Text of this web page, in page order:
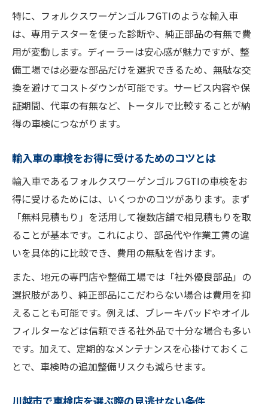
車検時に重要なVW専用設備の有無を確認し
よう
車検費用の比較で見つける理想の整備プラン
車検費用を比べて選ぶ高コスパな整備プラ
ン
見積もり比較で車検の無駄な出費を防ぐ方
法
び
車検費用の相場を知り納得のプランを見つ
ける
コストと品質で選ぶ車検プランの決め手と
は
特に、フォルクスワーゲンゴルフGTIのような輸入車
は、専用テスターを使った診断や、純正部品の有無で費
用が変動します。ディーラーは安心感が魅力ですが、整
備工場では必要な部品だけを選択できるため、無駄な交
換を避けてコストダウンが可能です。サービス内容や保
証期間、代車の有無など、トータルで比較することが納
得の車検につながります。
輸入車の車検をお得に受けるためのコツとは
輸入車であるフォルクスワーゲンゴルフGTIの車検をお
得に受けるためには、いくつかのコツがあります。まず
「無料見積もり」を活用して複数店舗で相見積もりを取
ることが基本です。これにより、部品代や作業工賃の違
いを具体的に比較でき、費用の無駄を省けます。
また、地元の専門店や整備工場では「社外優良部品」の
選択肢があり、純正部品にこだわらない場合は費用を抑
えることも可能です。例えば、ブレーキパッドやオイル
フィルターなどは信頼できる社外品で十分な場合も多い
です。加えて、定期的なメンテナンスを心掛けておくこ
とで、車検時の追加整備リスクも減らせます。
川越市で車検店を選ぶ際の見逃せない条件